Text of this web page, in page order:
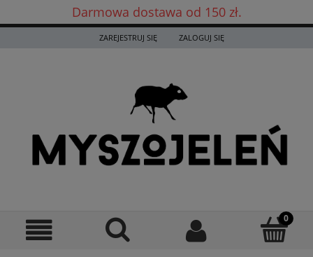
Darmowa dostawa od 150 zł.
Darmowa dostawa już od 150 zł! ✨
ZAREJESTRUJ SIĘ ZALOGUJ SIĘ